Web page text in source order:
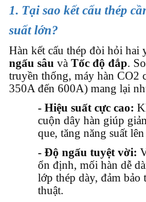
1. Tại sao kết cấu thép
suất lớn?
Hàn kết cấu thép đòi hỏi hai
ngấu sâu và Tốc độ đắp.
truyền thống, máy hàn CO2
350A đến 600A) mang lại
- Hiệu suất cực cao:
cuộn dây hàn giúp
que, tăng năng suất
- Độ ngấu tuyệt vời:
ổn định, mối hàn dễ
lớp thép dày, đảm bảo
thuật.